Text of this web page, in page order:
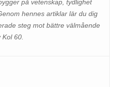
på vetenskap, tydlighet
hennes artiklar lär du dig
steg mot bättre välmående
Kol 60.